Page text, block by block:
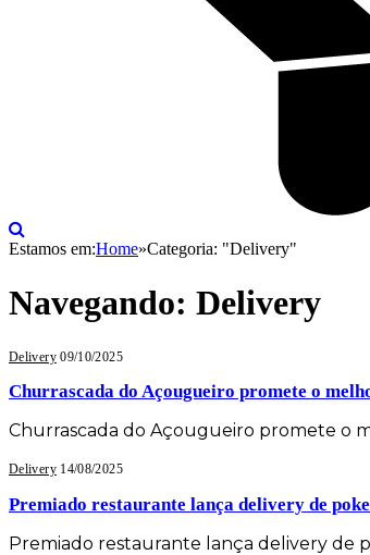
Estamos em:Home»Categoria: "Delivery"
Navegando: Delivery
Delivery 09/10/2025
Churrascada do Açougueiro promete o
Churrascada do Açougueiro promete o
Delivery 14/08/2025
Premiado restaurante lança delivery de
Premiado restaurante lança delivery de